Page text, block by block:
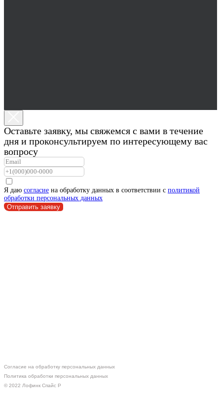
Согласие на обработку персональных данных
Политика обработки персональных данных
© 2022 Лофинк Спайс Р
Оставьте заявку, мы свяжемся с вами в течение
дня и проконсультируем по интересующему вас
вопросу
Я даю согласие на обработку данных в соответствии с политикой
обработки персональных данных
Отправить заявку